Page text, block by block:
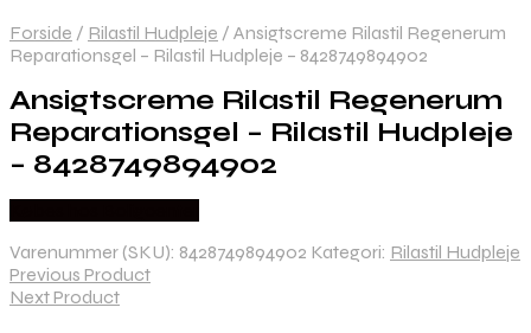
Forside / Rilastil Hudpleje / Ansigtscreme Rilastil Regenerum
Reparationsgel – Rilastil Hudpleje – 8428749894902
Ansigtscreme Rilastil Regenerum
Reparationsgel – Rilastil Hudpleje
– 8428749894902
Varenummer (SKU): 8428749894902 Kategori: Rilastil Hudpleje
Previous Product
Next Product